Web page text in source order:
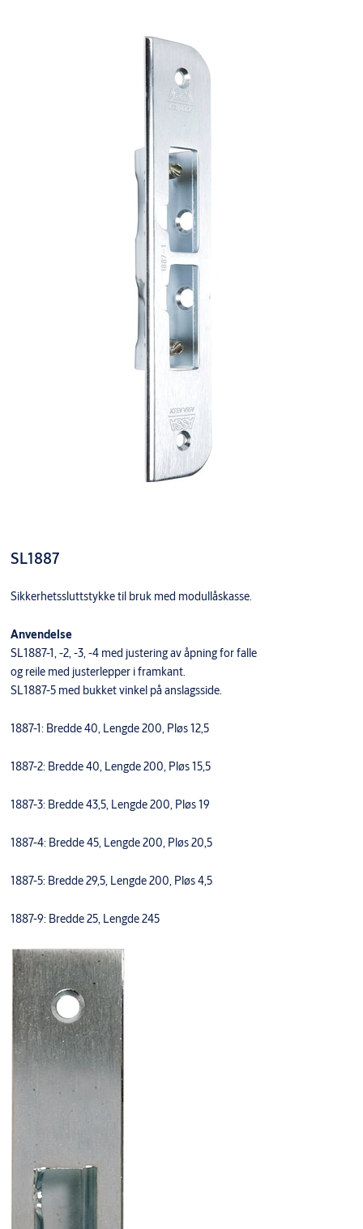
SL1887
Sikkerhetssluttstykke til bruk med modullåskasse.
Anvendelse
SL1887-1, -2, -3, -4 med justering av åpning for falle
og reile med justerlepper i framkant.
SL1887-5 med bukket vinkel på anslagsside.
1887-1: Bredde 40, Lengde 200, Pløs 12,5
1887-2: Bredde 40, Lengde 200, Pløs 15,5
1887-3: Bredde 43,5, Lengde 200, Pløs 19
1887-4: Bredde 45, Lengde 200, Pløs 20,5
1887-5: Bredde 29,5, Lengde 200, Pløs 4,5
1887-9: Bredde 25, Lengde 245